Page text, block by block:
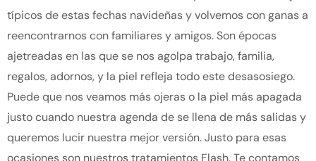
típicos de estas fechas navideñas y volvemos con ganas a
reencontrarnos con familiares y amigos. Son épocas
ajetreadas en las que se nos agolpa trabajo, familia,
regalos, adornos, y la piel refleja todo este desasosiego.
Puede que nos veamos más ojeras o la piel más apagada
justo cuando nuestra agenda de se llena de más salidas y
queremos lucir nuestra mejor versión. Justo para esas
ocasiones son nuestros tratamientos Flash. Te contamos